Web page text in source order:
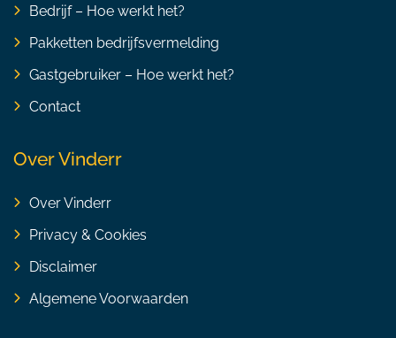
Bedrijf – Hoe werkt het?
Pakketten bedrijfsvermelding
Gastgebruiker – Hoe werkt het?
Contact
Over Vinderr
Over Vinderr
Privacy & Cookies
Disclaimer
Algemene Voorwaarden